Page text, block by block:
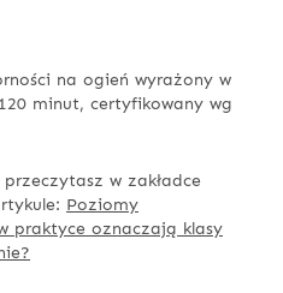
na ogień wyrażony w
minut, certyfikowany wg
w zakładce
Poziomy
praktyce oznaczają klasy